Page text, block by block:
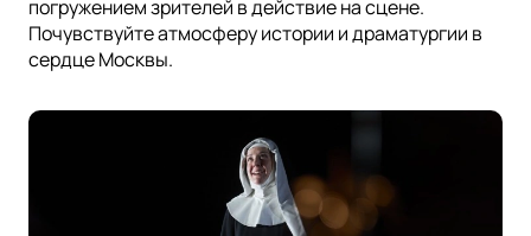
погружением зрителей в действие на сцене.
Почувствуйте атмосферу истории и драматургии в
сердце Москвы.